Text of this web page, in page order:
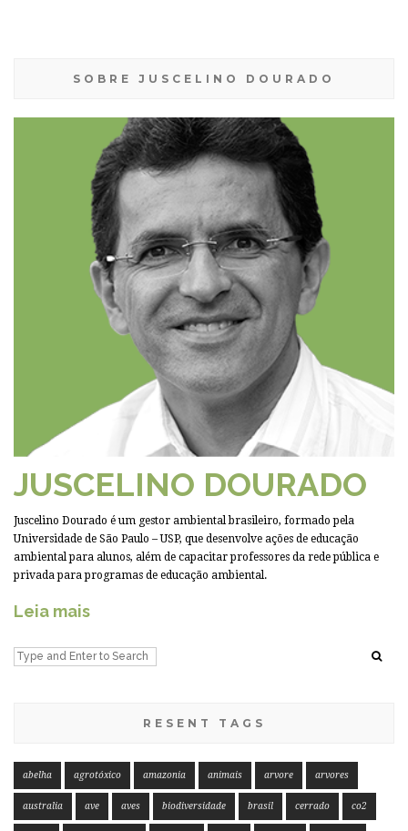
SOBRE JUSCELINO DOURADO
JUSCELINO DOURADO
Juscelino Dourado é um gestor ambiental brasileiro, formado pela
Universidade de São Paulo – USP, que desenvolve ações de educação
ambiental para alunos, além de capacitar professores da rede pública e
privada para programas de educação ambiental.
Leia mais
RESENT TAGS
abelha agrotóxico amazonia animais arvore arvores
australia ave aves biodiversidade brasil cerrado co2